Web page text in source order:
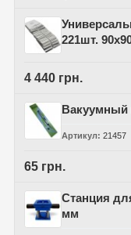
221шт.
4 440 грн.
Вакуумный
Артикул 21457
65 грн.
Станция
мм